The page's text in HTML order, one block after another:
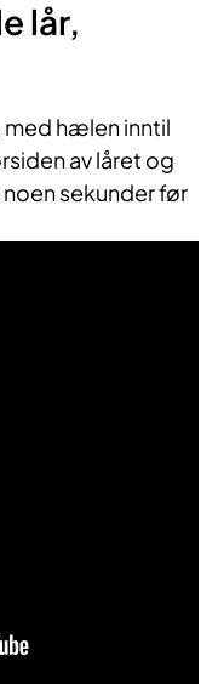
lår,
med hælen inntil
av låret og
sekunder før